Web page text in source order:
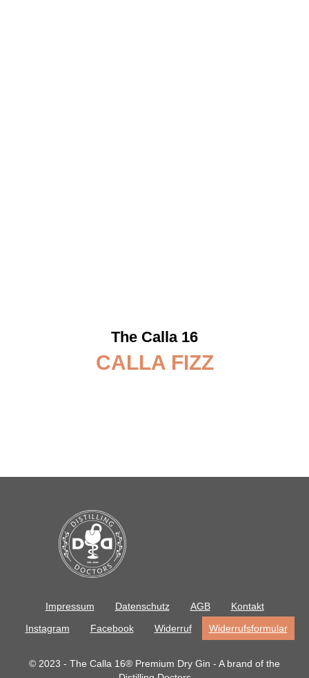
The Calla 16
CALLA FIZZ
Impressum Datenschutz AGB
Kontakt
Instagram
Facebook Widerruf Widerrufsformular
© 2023 - The Calla 16® Premium Dry Gin - A brand of the